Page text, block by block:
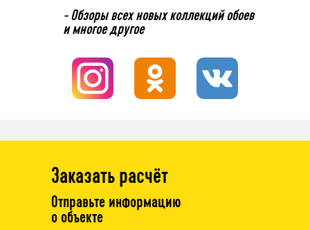
⁃ Обзоры всех новых коллекций обоев
и многое другое
Заказать расчёт
Отправьте информацию
о объекте